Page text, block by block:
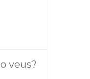
veus?